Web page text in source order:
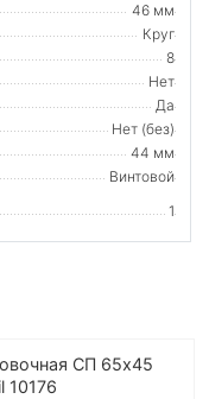
46 мм
Круг
8
Нет
Да
Нет (без)
44 мм
Винтовой
1
СП 65х45
10176